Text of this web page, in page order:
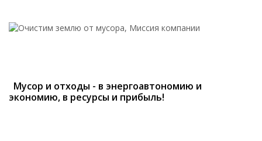
Мусор и отходы - в энергоавтономию и
экономию, в ресурсы и прибыль!